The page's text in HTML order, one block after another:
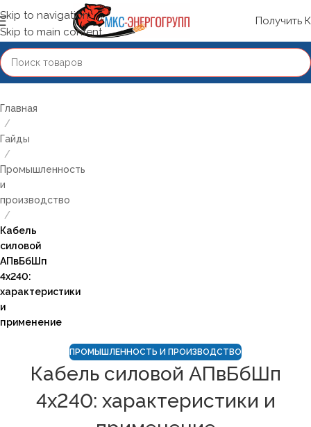
Skip to navigation
Skip to main content
Получить
Главная
/
Гайды
/
Промышленность
и
производство
/
Кабель
силовой
АПвБбШп
4х240:
характеристики
и
применение
ПРОМЫШЛЕННОСТЬ И ПРОИЗВОДСТВО
Кабель силовой АПвБбШп
4х240: характеристики и